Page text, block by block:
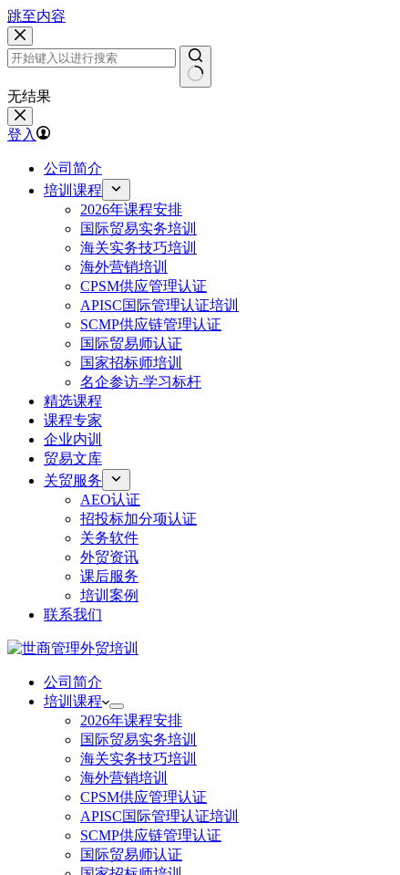
跳至内容
无结果
登入
公司简介
培训课程
2026年课程安排
国际贸易实务培训
海关实务技巧培训
海外营销培训
CPSM供应管理认证
APISC国际管理认证培训
SCMP供应链管理认证
国际贸易师认证
国家招标师培训
名企参访-学习标杆
精选课程
课程专家
企业内训
贸易文库
关贸服务
AEO认证
招投标加分项认证
关务软件
外贸资讯
课后服务
培训案例
联系我们
公司简介
培训课程
2026年课程安排
国际贸易实务培训
海关实务技巧培训
海外营销培训
CPSM供应管理认证
APISC国际管理认证培训
SCMP供应链管理认证
国际贸易师认证